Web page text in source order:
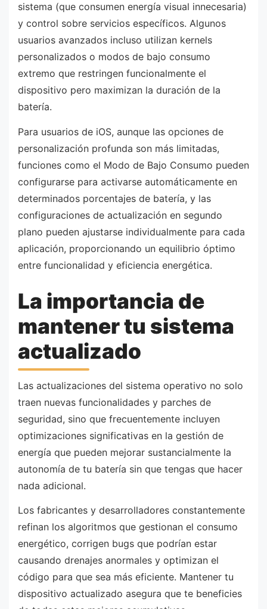
sistema (que consumen energía visual innecesaria)
y control sobre servicios específicos. Algunos
usuarios avanzados incluso utilizan kernels
personalizados o modos de bajo consumo
extremo que restringen funcionalmente el
dispositivo pero maximizan la duración de la
batería.
Para usuarios de iOS, aunque las opciones de
personalización profunda son más limitadas,
funciones como el Modo de Bajo Consumo pueden
configurarse para activarse automáticamente en
determinados porcentajes de batería, y las
configuraciones de actualización en segundo
plano pueden ajustarse individualmente para cada
aplicación, proporcionando un equilibrio óptimo
entre funcionalidad y eficiencia energética.
La importancia de
mantener tu sistema
actualizado
Las actualizaciones del sistema operativo no solo
traen nuevas funcionalidades y parches de
seguridad, sino que frecuentemente incluyen
optimizaciones significativas en la gestión de
energía que pueden mejorar sustancialmente la
autonomía de tu batería sin que tengas que hacer
nada adicional.
Los fabricantes y desarrolladores constantemente
refinan los algoritmos que gestionan el consumo
energético, corrigen bugs que podrían estar
causando drenajes anormales y optimizan el
código para que sea más eficiente. Mantener tu
dispositivo actualizado asegura que te beneficies